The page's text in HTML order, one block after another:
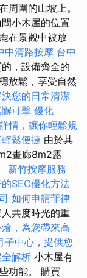
周圍的山坡上。
小木屋的位置
在景觀中被放
中清路按摩 台中
，設備齊全的
放鬆，享受自然
您的日常清潔
可擊 優化
情，讓你輕鬆規
鬆便捷 由於其
畫廊8m2露
新竹按摩服務
SEO優化方法
如何申請菲律
共度時光的重
，為您帶來高
子中心，提供您
解析 小木屋有
功能。 購買